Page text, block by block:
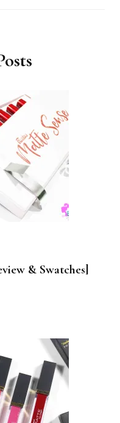
& Swatches]